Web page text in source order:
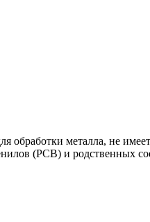
металла, не
(PCB) и